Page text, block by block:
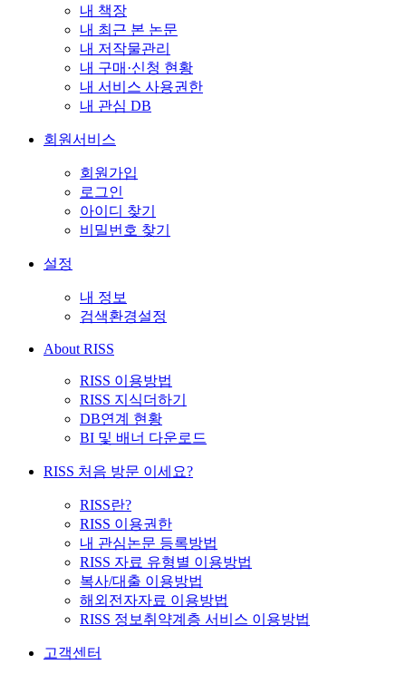
내 책장
내 최근 본 논문
내 저작물관리
내 구매·신청 현황
내 서비스 사용권한
내 관심 DB
회원서비스
회원가입
로그인
아이디 찾기
비밀번호 찾기
설정
내 정보
검색환경설정
About RISS
RISS 이용방법
RISS 지식더하기
DB연계 현황
BI 및 배너 다운로드
RISS 처음 방문 이세요?
RISS란?
RISS 이용권한
내 관심논문 등록방법
RISS 자료 유형별 이용방법
복사/대출 이용방법
해외전자자료 이용방법
RISS 정보취약계층 서비스 이용방법
고객센터